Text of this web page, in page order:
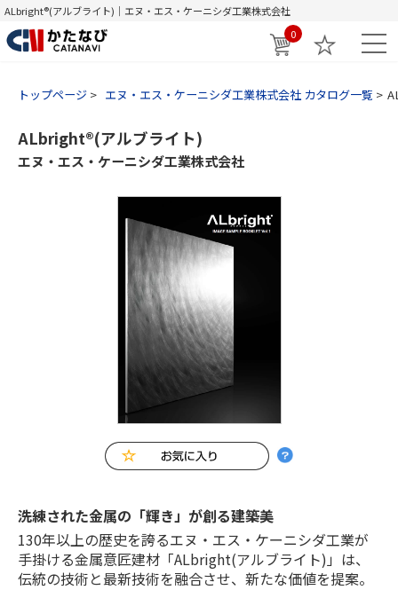
ALbright®(アルブライト)｜エヌ・エス・ケーニシダ工業株式会社
0
トップページ エヌ・エス・ケーニシダ工業株式会社 カタログ一覧
ALbright®(アルブライト)
エヌ・エス・ケーニシダ工業株式会社
洗練された金属の「輝き」が創る建築美
130年以上の歴史を誇るエヌ・エス・ケーニシダ工業が
手掛ける金属意匠建材「ALbright(アルブライト)」は、
伝統の技術と最新技術を融合させ、新たな価値を提案。